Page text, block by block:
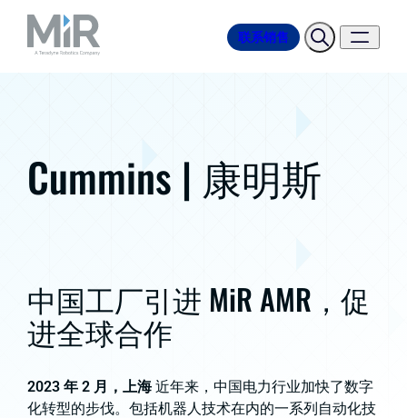
联系销售
Cummins | 康明斯
中国工厂引进 MiR AMR，促
进全球合作
2023 年 2 月，上海近年来，中国电力行业加快了数字
化转型的步伐。包括机器人技术在内的一系列自动化技